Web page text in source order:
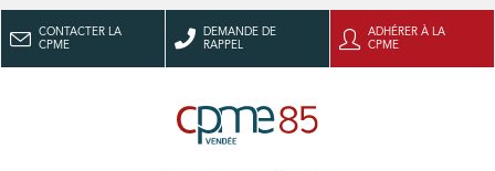
CONTACTER LA
CPME
DEMANDE DE
RAPPEL
ADHÉRER À LA
CPME